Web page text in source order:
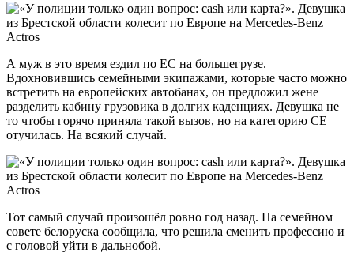
А муж в это время ездил по ЕС на большегрузе.
Вдохновившись семейными экипажами, которые часто можно
встретить на европейских автобанах, он предложил жене
разделить кабину грузовика в долгих каденциях. Девушка не
то чтобы горячо приняла такой вызов, но на категорию СЕ
отучилась. На всякий случай.
Тот самый случай произошёл ровно год назад. На семейном
совете белоруска сообщила, что решила сменить профессию и
с головой уйти в дальнобой.